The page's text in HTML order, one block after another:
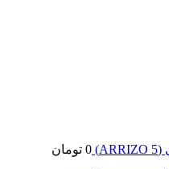
0 تومان